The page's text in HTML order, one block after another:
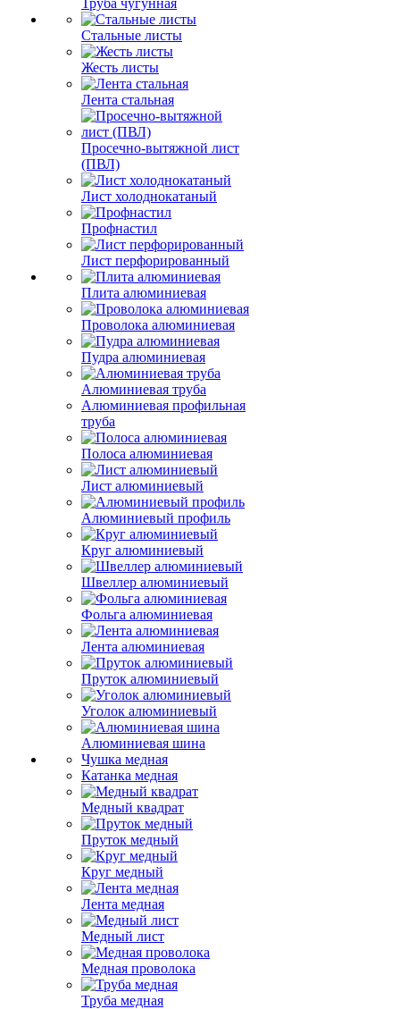
Труба чугунная
Стальные листы
Жесть листы
Лента стальная
Просечно-вытяжной лист
(ПВЛ)
Лист холоднокатаный
Профнастил
Лист перфорированный
Плита алюминиевая
Проволока алюминиевая
Пудра алюминиевая
Алюминиевая труба
Алюминиевая профильная
труба
Полоса алюминиевая
Лист алюминиевый
Алюминиевый профиль
Круг алюминиевый
Швеллер алюминиевый
Фольга алюминиевая
Лента алюминиевая
Пруток алюминиевый
Уголок алюминиевый
Алюминиевая шина
Чушка медная
Катанка медная
Медный квадрат
Пруток медный
Круг медный
Лента медная
Медный лист
Медная проволока
Труба медная